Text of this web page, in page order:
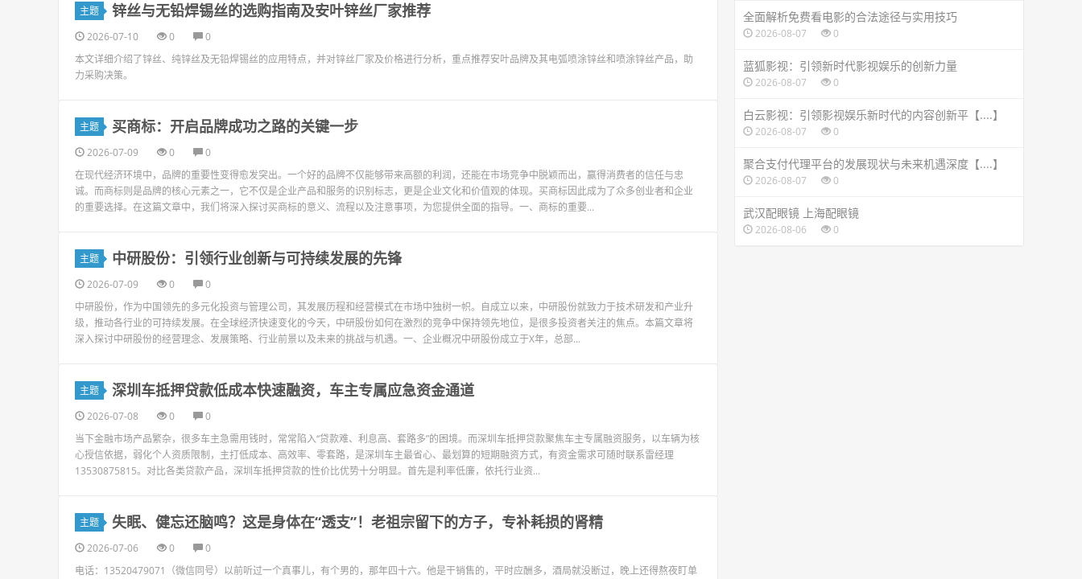
主题 锌丝与无铅焊锡丝的选购指南及安叶锌丝厂家推荐
2026-07-10 0
0
本文详细介绍了锌丝、纯锌丝及无铅焊锡丝的应用特点，并对锌丝厂家及价格进行分析，重点推荐安叶品牌及其电弧喷涂锌丝和喷涂锌丝产品，助
力采购决策。
主题 买商标：开启品牌成功之路的关键一步
2026-07-09 0
0
在现代经济环境中，品牌的重要性变得愈发突出。一个好的品牌不仅能够带来高额的利润，还能在市场竞争中脱颖而出，赢得消费者的信任与忠
诚。而商标则是品牌的核心元素之一，它不仅是企业产品和服务的识别标志，更是企业文化和价值观的体现。买商标因此成为了众多创业者和企业
的重要选择。在这篇文章中，我们将深入探讨买商标的意义、流程以及注意事项，为您提供全面的指导。一、商标的重要...
主题 中研股份：引领行业创新与可持续发展的先锋
2026-07-09 0
0
中研股份，作为中国领先的多元化投资与管理公司，其发展历程和经营模式在市场中独树一帜。自成立以来，中研股份就致力于技术研发和产业升
级，推动各行业的可持续发展。在全球经济快速变化的今天，中研股份如何在激烈的竞争中保持领先地位，是很多投资者关注的焦点。本篇文章将
深入探讨中研股份的经营理念、发展策略、行业前景以及未来的挑战与机遇。一、企业概况中研股份成立于X年，总部...
主题 深圳车抵押贷款低成本快速融资，车主专属应急资金通道
2026-07-08 0
0
当下金融市场产品繁杂，很多车主急需用钱时，常常陷入“贷款难、利息高、套路多”的困境。而深圳车抵押贷款聚焦车主专属融资服务，以车辆为核
心授信依据，弱化个人资质限制，主打低成本、高效率、零套路，是深圳车主最省心、最划算的短期融资方式，有资金需求可随时联系雷经理
13530875815。对比各类贷款产品，深圳车抵押贷款的性价比优势十分明显。首先是利率低廉，依托行业资...
主题 失眠、健忘还脑鸣？这是身体在“透支”！老祖宗留下的方子，专补耗损的肾精
2026-07-06 0
0
电话：13520479071（微信同号）以前听过一个真事儿，有个男的，那年四十六。他是干销售的，平时应酬多，酒局就没断过，晚上还得熬夜盯单
全面解析免费看电影的合法途径与实用技巧
2026-08-07 0
蓝狐影视：引领新时代影视娱乐的创新力量
2026-08-07 0
白云影视：引领影视娱乐新时代的内容创新平【....】
2026-08-07 0
聚合支付代理平台的发展现状与未来机遇深度【....】
2026-08-07 0
武汉配眼镜 上海配眼镜
2026-08-06 0